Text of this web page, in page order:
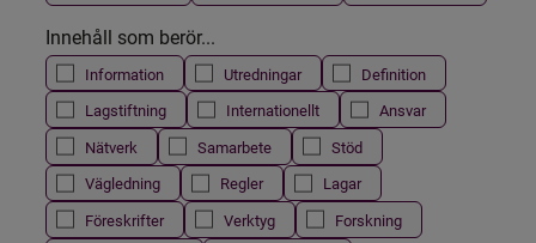
Innehåll som berör...
Information Utredningar
Definition
Lagstiftning
Internationellt
Ansvar
Nätverk
Samarbete
Stöd
Vägledning
Regler
Lagar
Föreskrifter
Verktyg
Forskning